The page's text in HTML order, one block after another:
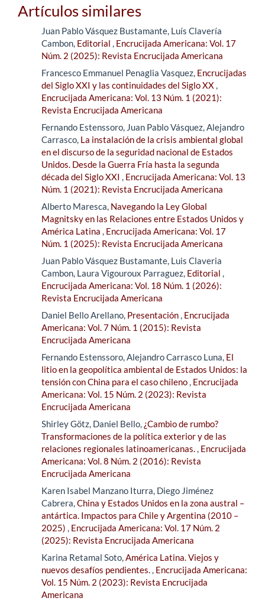
Artículos similares
Juan Pablo Vásquez Bustamante, Luís Clavería
Cambon, Editorial , Encrucijada Americana: Vol. 17
Núm. 2 (2025): Revista Encrucijada Americana
Francesco Emmanuel Penaglia Vasquez, Encrucijadas
del Siglo XXI y las continuidades del Siglo XX,
Encrucijada Americana: Vol. 13 Núm. 1 (2021):
Revista Encrucijada Americana
Fernando Estenssoro, Juan Pablo Vásquez, Alejandro
Carrasco, La instalación de la crisis ambiental global
en el discurso de la seguridad nacional de Estados
Unidos. Desde la Guerra Fría hasta la segunda
década del Siglo XXI , Encrucijada Americana: Vol. 13
Núm. 1 (2021): Revista Encrucijada Americana
Alberto Maresca, Navegando la Ley Global
Magnitsky en las Relaciones entre Estados Unidos y
América Latina , Encrucijada Americana: Vol. 17
Núm. 1 (2025): Revista Encrucijada Americana
Juan Pablo Vásquez Bustamante, Luis Claveria
Cambon, Laura Vigouroux Parraguez, Editorial ,
Encrucijada Americana: Vol. 18 Núm. 1 (2026):
Revista Encrucijada Americana
Daniel Bello Arellano, Presentación, Encrucijada
Americana: Vol. 7 Núm. 1 (2015): Revista
Encrucijada Americana
Fernando Estenssoro, Alejandro Carrasco Luna, El
litio en la geopolítica ambiental de Estados Unidos: la
tensión con China para el caso chileno, Encrucijada
Americana: Vol. 15 Núm. 2 (2023): Revista
Encrucijada Americana
Shirley Götz, Daniel Bello, ¿Cambio de rumbo?
Transformaciones de la política exterior y de las
relaciones regionales latinoamericanas., Encrucijada
Americana: Vol. 8 Núm. 2 (2016): Revista
Encrucijada Americana
Karen Isabel Manzano Iturra, Diego Jiménez
Cabrera,China y Estados Unidos en la zona austral –
antártica. Impactos para Chile y Argentina (2010 –
2025) , Encrucijada Americana: Vol. 17 Núm. 2
(2025): Revista Encrucijada Americana
Karina Retamal Soto,América Latina. Viejos y
nuevos desafíos pendientes., Encrucijada Americana:
Vol. 15 Núm. 2 (2023): Revista Encrucijada
Americana